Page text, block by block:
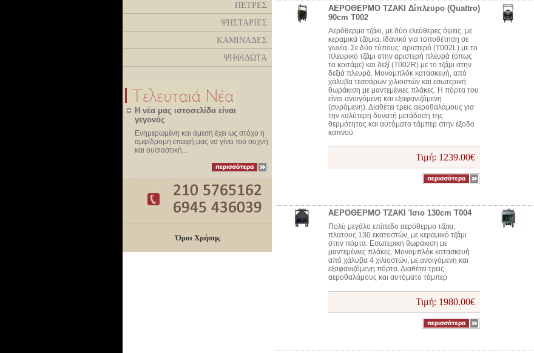
ΠΕΤΡΕΣ
ΨΗΣΤΑΡΙΕΣ
ΚΑΜΙΝΑΔΕΣ
ΨΗΦΙΔΩΤΑ
Η νέα μας ιστοσελίδα είναι
γεγονός
Ενημερωμένη και άμεση έχει ως στόχο η
αμφίδρομη επαφή μας να γίνει πιο συχνή
και ουσιαστική...
Όροι Χρήσης
ΑΕΡΟΘΕΡΜΟ ΤΖΑΚΙ Δίπλευρο (Quattro)
90cm Τ002
Αερόθερμο τζάκι, με δύο ελεύθερες όψεις, με
κεραμικά τζάμια. Ιδανικό για τοποθέτηση σε
γωνία. Σε δύο τύπους: αριστερό (Τ002L) με το
πλευρικό τζάμι στην αριστερή πλευρά (όπως
το κοιτάμε) και δεξί (Τ002R) με το τζάμι στην
δεξιά πλευρά. Μονομπλόκ κατασκευή, από
χάλυβα τεσσάρων χιλιοστών και εσωτερική
θωράκιση με μαντεμένιες πλάκες. Η πόρτα του
είναι ανοιγόμενη και εξαφανιζόμενη
(συρόμενη). Διαθέτει τρεις αεροθαλάμους για
την καλύτερη δυνατή μετάδοση της
θερμότητας και αυτόματο τάμπερ στην έξοδο
καπνού.
Τιμή: 1239.00€
ΑΕΡΟΘΕΡΜΟ ΤΖΑΚΙ Ίσιο 130cm T004
Πολύ μεγάλο επίπεδο αερόθερμο τζάκι,
πλατους 130 εκατοστών, με κεραμικό τζάμι
στην πόρτα. Εσωτερική θωράκιση με
μαντεμένιες πλάκες. Μονομπλόκ κατασκευή
από χάλυβα 4 χιλιοστών, με ανοιγόμενη και
εξαφανιζόμενη πόρτα. Διαθέτει τρεις
αεροθαλάμους και αυτόματο τάμπερ
Τιμή: 1980.00€